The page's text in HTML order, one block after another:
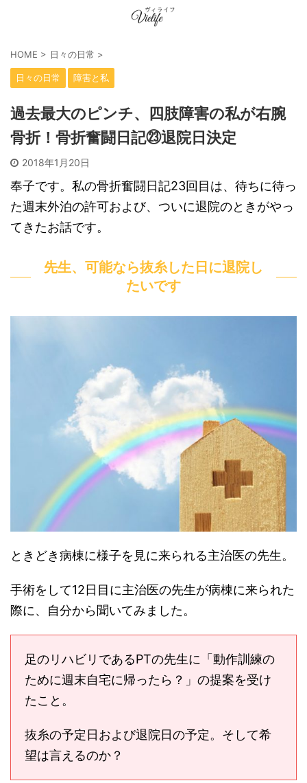
HOME > 日々の日常 >
日々の日常 障害と私
過去最大のピンチ、四肢障害の私が右腕
骨折！骨折奮闘日記㉓退院日決定
2018年1月20日
奉子です。私の骨折奮闘日記23回目は、待ちに待っ
た週末外泊の許可および、ついに退院のときがやっ
てきたお話です。
先生、可能なら抜糸した日に退院し
たいです
ときどき病棟に様子を見に来られる主治医の先生。
手術をして12日目に主治医の先生が病棟に来られた
際に、自分から聞いてみました。
足のリハビリであるPTの先生に「動作訓練の
ために週末自宅に帰ったら？」の提案を受け
たこと。
抜糸の予定日および退院日の予定。そして希
望は言えるのか？